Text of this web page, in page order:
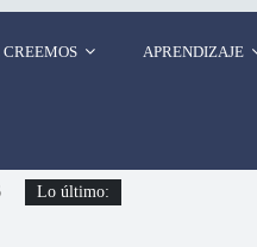
CREEMOS APRENDIZAJE
Lo último: